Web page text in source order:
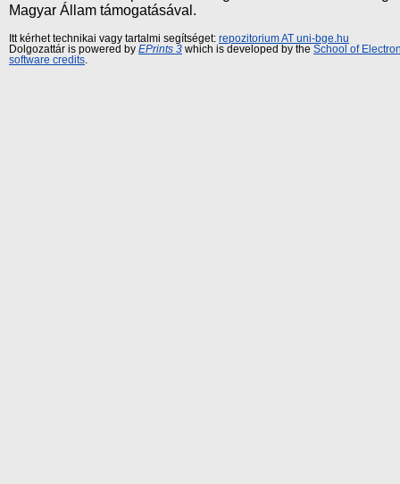
Magyar Állam támogatásával.
Itt kérhet technikai vagy tartalmi segítséget: repozitorium AT uni-bge.hu
Dolgozattár is powered by EPrints 3 which is developed by the School of
software credits